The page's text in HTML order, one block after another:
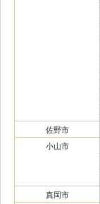
佐野市
小山市
真岡市